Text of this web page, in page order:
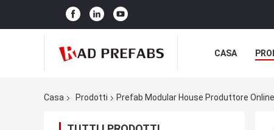
CASA
Casa Prodotti Prefab Modular House Produttore Online